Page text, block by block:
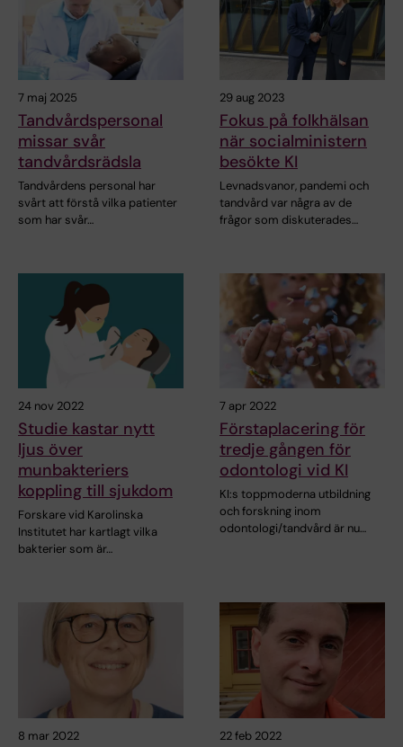
7 maj 2025
Tandvårdspersonal
missar svår
tandvårdsrädsla
Tandvårdens personal har
svårt att förstå vilka patienter
som har svår…
29 aug 2023
Fokus på folkhälsan
när socialministern
besökte KI
Levnadsvanor, pandemi och
tandvård var några av de
frågor som diskuterades…
24 nov 2022
Studie kastar nytt
ljus över
munbakteriers
koppling till sjukdom
Forskare vid Karolinska
Institutet har kartlagt vilka
bakterier som är…
7 apr 2022
Förstaplacering för
tredje gången för
odontologi vid KI
KI:s toppmoderna utbildning
och forskning inom
odontologi/tandvård är nu…
8 mar 2022 22 feb 2022